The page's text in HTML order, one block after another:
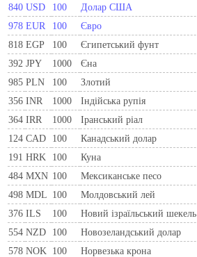
840 USD 100 Долар США
978 EUR 100 Євро
818 EGP 100 Єгипетський фунт
392 JPY 1000 Єна
985 PLN 100 Злотий
356 INR 1000 Індійська рупія
364 IRR 1000 Іранський ріал
124 CAD 100 Канадський долар
191 HRK 100 Куна
484 MXN 100 Мексиканське песо
498 MDL 100 Молдовський лей
376 ILS 100 Новий ізраїльський шекель
554 NZD 100 Новозеландський долар
578 NOK 100 Норвезька крона